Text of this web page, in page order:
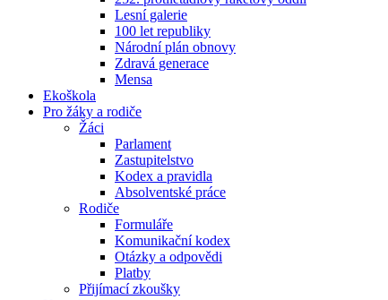
Lesní galerie
100 let republiky
Národní plán obnovy
Zdravá generace
Mensa
Ekoškola
Pro žáky a rodiče
Žáci
Parlament
Zastupitelstvo
Kodex a pravidla
Absolventské práce
Rodiče
Formuláře
Komunikační kodex
Otázky a odpovědi
Platby
Přijímací zkoušky